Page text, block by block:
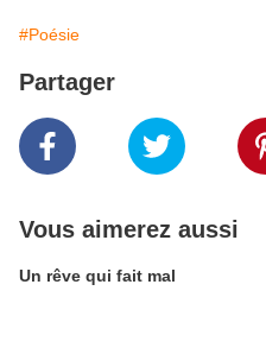
#Poésie
Partager
Vous aimerez aussi
Un rêve qui fait mal